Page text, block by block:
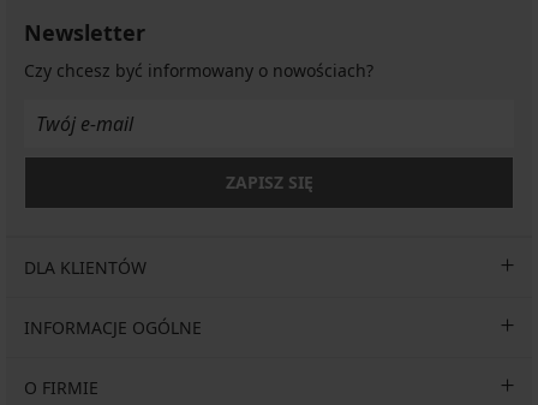
Newsletter
Czy chcesz być informowany o nowościach?
ZAPISZ SIĘ
DLA KLIENTÓW
INFORMACJE OGÓLNE
O FIRMIE